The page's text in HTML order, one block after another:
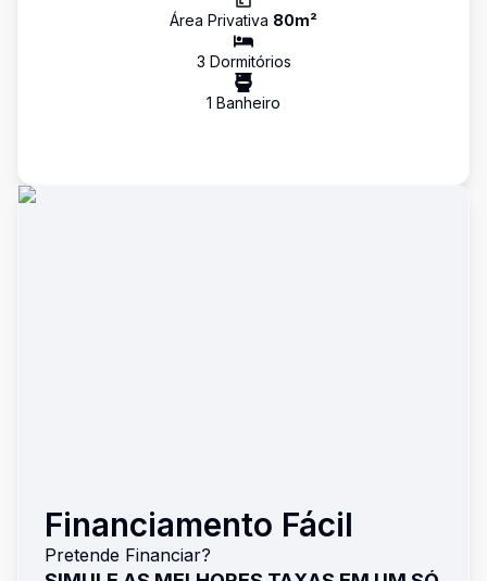
Área Privativa 80m²
3 Dormitórios
1 Banheiro
Financiamento Fácil
Pretende Financiar?